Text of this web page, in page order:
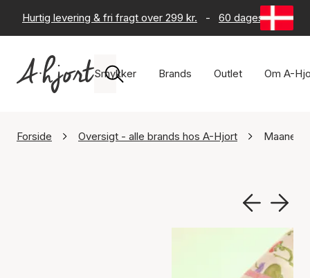
Hurtig levering & fri fragt over 299 kr. - 60 dages returret
Smykker Brands Outlet Om A-
Forside Oversigt - alle brands hos A-Hjort